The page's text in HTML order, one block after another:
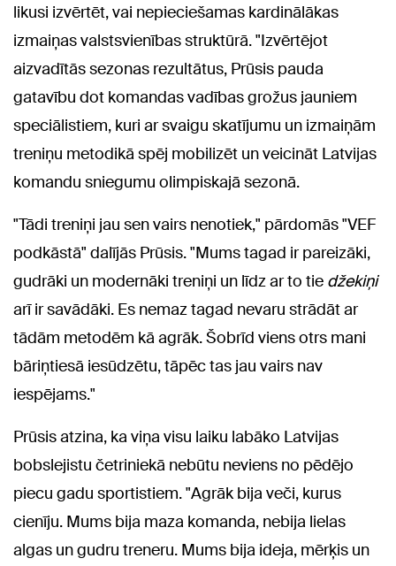
likusi izvērtēt, vai nepieciešamas kardinālākas
izmaiņas valstsvienības struktūrā. "Izvērtējot
aizvadītās sezonas rezultātus, Prūsis pauda
gatavību dot komandas vadības grožus jauniem
speciālistiem, kuri ar svaigu skatījumu un izmaiņām
treniņu metodikā spēj mobilizēt un veicināt Latvijas
komandu sniegumu olimpiskajā sezonā.
"Tādi treniņi jau sen vairs nenotiek," pārdomās "VEF
podkāstā" dalījās Prūsis. "Mums tagad ir pareizāki,
gudrāki un modernāki treniņi un līdz ar to tie džekiņi
arī ir savādāki. Es nemaz tagad nevaru strādāt ar
tādām metodēm kā agrāk. Šobrīd viens otrs mani
bāriņtiesā iesūdzētu, tāpēc tas jau vairs nav
iespējams."
Prūsis atzina, ka viņa visu laiku labāko Latvijas
bobslejistu četriniekā nebūtu neviens no pēdējo
piecu gadu sportistiem. "Agrāk bija veči, kurus
cienīju. Mums bija maza komanda, nebija lielas
algas un gudru treneru. Mums bija ideja, mērķis un